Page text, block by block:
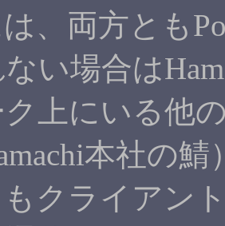
、両方とも
い場合は
上にいる他
本社の
もクライアン